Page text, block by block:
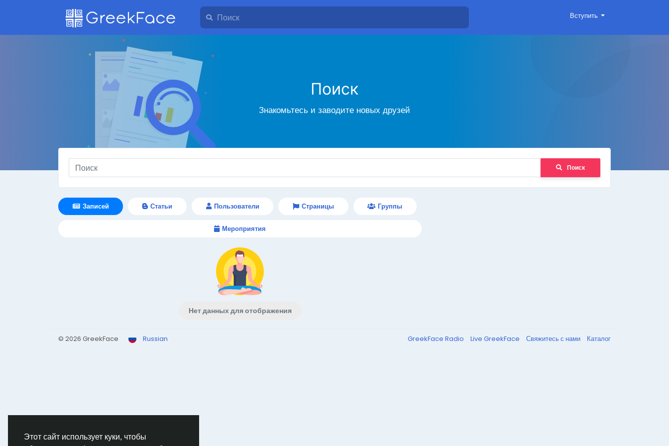
Этот сайт использует куки, чтобы
Вступить
Поиск
Знакомьтесь и заводите новых друзей
Поиск
Записей Статьи Пользователи Страницы Группы
Мероприятия
Нет данных для отображения
© 2026 GreekFace Russian GreekFace Radio Live GreekFace Свяжитесь с нами Каталог